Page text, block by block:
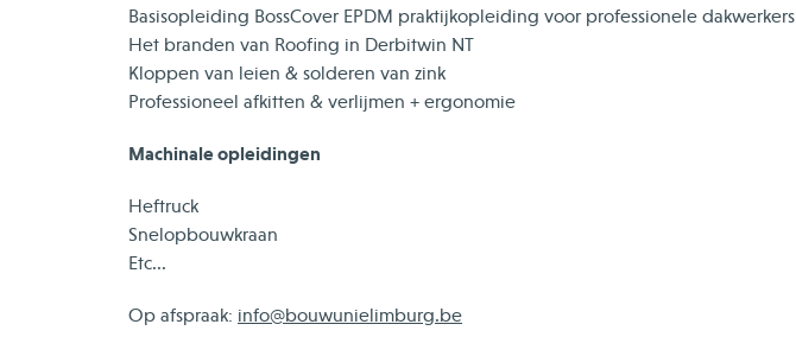
Basisopleiding BossCover EPDM praktijkopleiding voor professionele dakwerkers
Het branden van Roofing in Derbitwin NT
Kloppen van leien & solderen van zink
Professioneel afkitten & verlijmen + ergonomie
Machinale opleidingen
Heftruck
Snelopbouwkraan
Etc...
Op afspraak: info@bouwunielimburg.be